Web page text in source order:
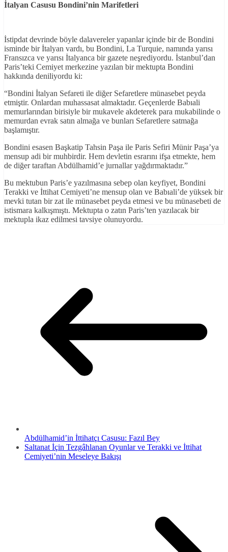
İtalyan Casusu Bondini’nin Marifetleri
İstipdat devrinde böyle dalavereler yapanlar içinde bir de Bondini
isminde bir İtalyan vardı, bu Bondini, La Turquie, namında yarısı
Fransızca ve yarısı İtalyanca bir gazete neşrediyordu. İstanbul’dan
Paris’teki Cemiyet merkezine yazılan bir mektupta Bondini
hakkında deniliyordu ki:
“Bondini İtalyan Sefareti ile diğer Sefaretlere münasebet peyda
etmiştir. Onlardan muhassasat almaktadır. Geçenlerde Babıali
memurlarından birisiyle bir mukavele akdeterek para mukabilinde o
memurdan evrak satın almağa ve bunları Sefaretlere satmağa
başlamıştır.
Bondini esasen Başkatip Tahsin Paşa ile Paris Sefiri Münir Paşa’ya
mensup adi bir muhbirdir. Hem devletin esrarını ifşa etmekte, hem
de diğer taraftan Abdülhamid’e jurnallar yağdırmaktadır.”
Bu mektubun Paris’e yazılmasına sebep olan keyfiyet, Bondini
Terakki ve İttihat Cemiyeti’ne mensup olan ve Babıali’de yüksek bir
mevki tutan bir zat ile münasebet peyda etmesi ve bu münasebeti de
istismara kalkışmıştı. Mektupta o zatın Paris’ten yazılacak bir
mektupla ikaz edilmesi tavsiye olunuyordu.
Abdülhamid’in İttihatçı Casusu: Fazıl Bey
Saltanat İçin Tezgâhlanan Oyunlar ve Terakki ve İttihat
Cemiyeti’nin Meseleye Bakışı